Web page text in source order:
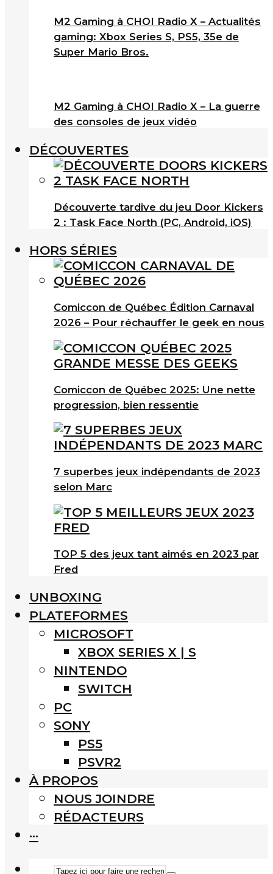
M2 Gaming à CHOI Radio X – Actualités
gaming: Xbox Series S, PS5, 35e de
Super Mario Bros.
M2 Gaming à CHOI Radio X – La guerre
des consoles de jeux vidéo
DÉCOUVERTES
Découverte tardive du jeu Door Kickers
2 : Task Face North (PC, Android, iOS)
HORS SÉRIES
Comiccon de Québec Édition Carnaval
2026 – Pour réchauffer le geek en nous
Comiccon de Québec 2025: Une nette
progression, bien ressentie
7 superbes jeux indépendants de 2023
selon Marc
TOP 5 des jeux tant aimés en 2023 par
Fred
UNBOXING
PLATEFORMES
MICROSOFT
XBOX SERIES X | S
NINTENDO
SWITCH
PC
SONY
PS5
PSVR2
À PROPOS
NOUS JOINDRE
RÉDACTEURS
···